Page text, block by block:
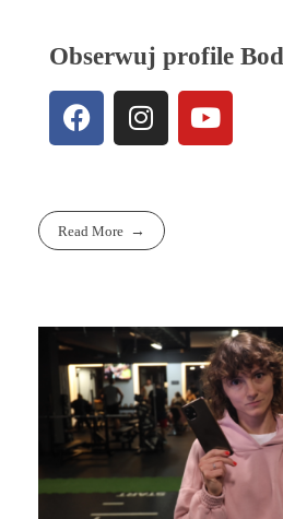
Obserwuj profile
Read More